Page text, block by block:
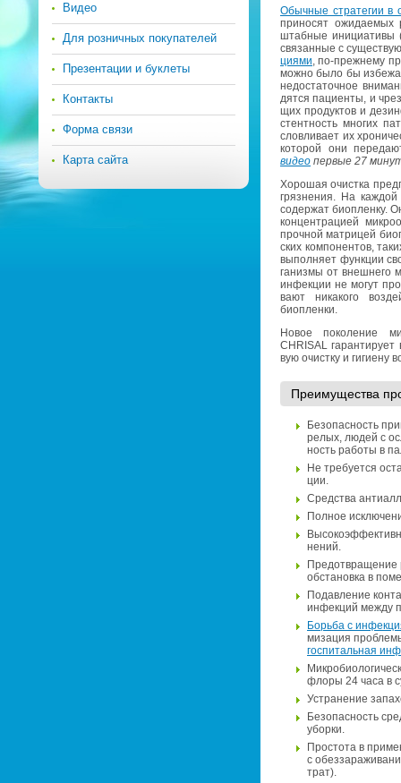
Обыч­ные стра­те­гии в
при­но­сят ожи­да­е­мых
штаб­ные ини­ци­а­ти­вы
свя­зан­ные с
ци­я­ми, по-преж­не­му
можно было бы
недо­ста­точ­ное
дят­ся па­ци­ен­ты, и
щих про­дук­тов и
стент­ность мно­гих
слов­ли­ва­ет их
ко­то­рой они
видео пер­вые 27
Хо­ро­шая очист­ка
гряз­не­ния. На каж­дой
со­дер­жат биоплен­ку.
кон­цен­тра­ци­ей
проч­ной мат­ри­цей
ских ком­по­нен­тов,
вы­пол­ня­ет функ­ции
га­низ­мы от внеш­не­го
ин­фек­ции не могут
ва­ют ни­ка­ко­го
биоплен­ки.
Новое по­ко­ле­ние
CHRISAL
вую очист­ку и ги­ги­е­ну
Пре­иму­ще­ства
Без­опас­ность
ре­лых, людей с
ность ра­бо­ты в
Не тре­бу­ет­ся
ции.
Сред­ства
Пол­ное
не­ний.
Предот­вра­ще­ние
об­ста­нов­ка в
По­дав­ле­ние
ин­фек­ций между
Борь­ба с
ми­за­ция
гос­пи­таль­ная
флоры 24 часа в
Устра­не­ние
Без­опас­ность
убор­ки.
Про­сто­та в
с
трат).
Видео
Для розничных покупателей
Презентации и буклеты
Контакты
Форма связи
Карта сайта